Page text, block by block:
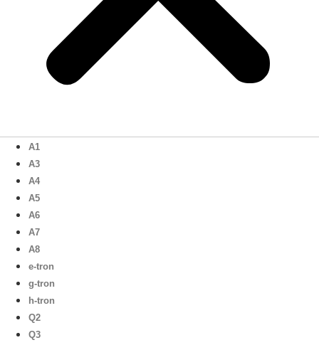
A1
A3
A4
A5
A6
A7
A8
e-tron
g-tron
h-tron
Q2
Q3